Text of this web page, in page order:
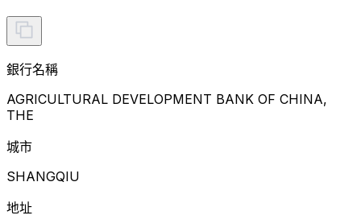
銀行名稱
AGRICULTURAL DEVELOPMENT BANK OF CHINA,
THE
城市
SHANGQIU
地址